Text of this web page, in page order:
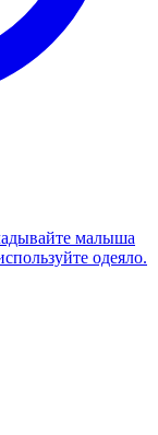
малыша
одеяло.